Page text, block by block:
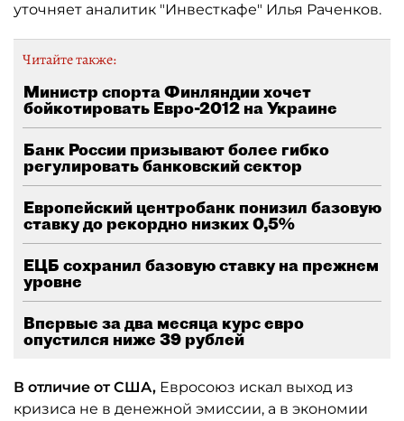
уточняет аналитик "Инвесткафе" Илья Раченков.
Читайте также:
Министр спорта Финляндии хочет
бойкотировать Евро-2012 на Украине
Банк России призывают более гибко
регулировать банковский сектор
Европейский центробанк понизил базовую
ставку до рекордно низких 0,5%
ЕЦБ сохранил базовую ставку на прежнем
уровне
Впервые за два месяца курс евро
опустился ниже 39 рублей
В отличие от США, Евросоюз искал выход из
кризиса не в денежной эмиссии, а в экономии